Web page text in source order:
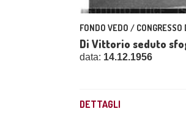
FONDO VEDO /
Di Vittorio seduto
data: 14.12.1956
DETTAGLI